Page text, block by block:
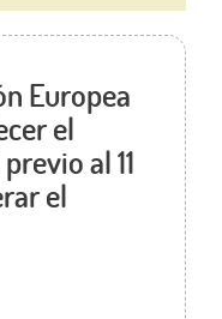
Europea
el
al 11
el